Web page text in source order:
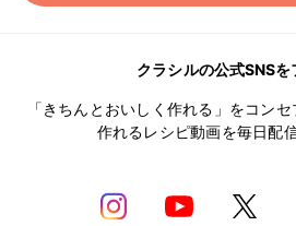
クラシルの公式SNSを
「きちんとおいしく作れる」をコン
作れるレシピ動画を毎日配